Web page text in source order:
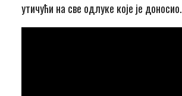
утичући на све одлуке које је доносио.